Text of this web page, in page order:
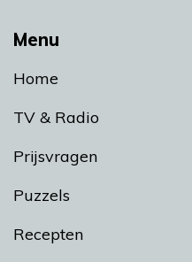
Menu
Home
TV & Radio
Prijsvragen
Puzzels
Recepten